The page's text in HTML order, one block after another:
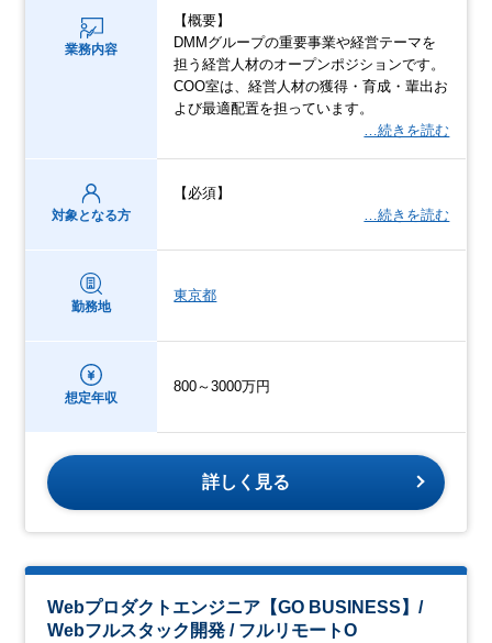
業務内容
【概要】
DMMグループの重要事業や経営テーマを
担う経営人材のオープンポジションです。
COO室は、経営人材の獲得・育成・輩出お
よび最適配置を担っています。
…続きを読む
対象となる方
【必須】
…続きを読む
勤務地
東京都
想定年収
800～3000万円
詳しく見る
Webプロダクトエンジニア【GO BUSINESS】/
Webフルスタック開発 / フルリモートO